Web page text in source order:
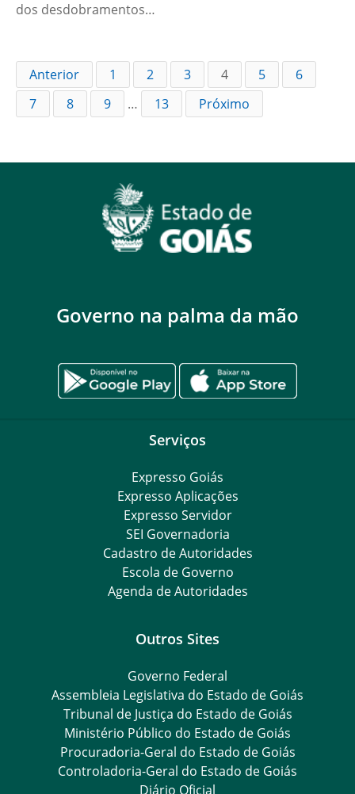
dos desdobramentos…
Anterior 1 2 3 4 5
6
7
8 9 … 13 Próximo
Governo na palma da mão
Serviços
Expresso Goiás
Expresso Aplicações
Expresso Servidor
SEI Governadoria
Cadastro de Autoridades
Escola de Governo
Agenda de Autoridades
Outros Sites
Governo Federal
Assembleia Legislativa do Estado de Goiás
Tribunal de Justiça do Estado de Goiás
Ministério Público do Estado de Goiás
Procuradoria-Geral do Estado de Goiás
Controladoria-Geral do Estado de Goiás
Diário Oficial